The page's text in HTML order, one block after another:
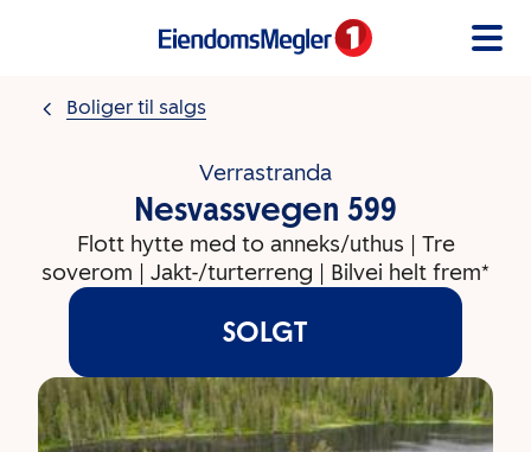
Boliger til salgs
Verrastranda
Nesvassvegen 599
Flott hytte med to anneks/uthus | Tre
soverom | Jakt-/turterreng | Bilvei helt frem*
SOLGT